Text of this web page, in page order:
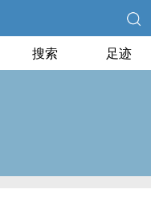
搜索 足迹